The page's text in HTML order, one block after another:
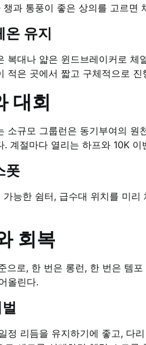
과 통풍이 좋은 상의를 고르면
유지
복대나 얇은 윈드브레이커로
적은 곳에서 짧고 구체적으로 진
대회
소규모 그룹런은 동기부여의 원
. 계절마다 열리는 하프와 10K
폿
능한 쉼터, 급수대 위치를 미
회복
으로, 한 번은 롱런, 한 번은 템
올린다.
정 리듬을 유지하기에 좋고, 다